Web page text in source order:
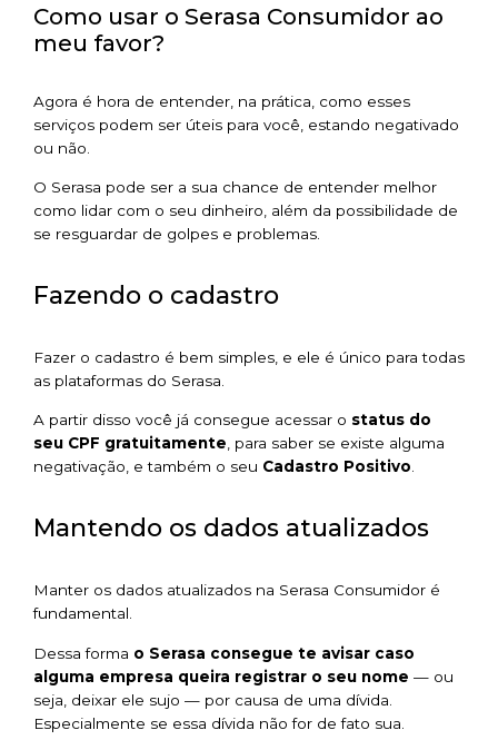
Como usar o Serasa Consumidor ao
meu favor?
Agora é hora de entender, na prática, como esses
serviços podem ser úteis para você, estando negativado
ou não.
O Serasa pode ser a sua chance de entender melhor
como lidar com o seu dinheiro, além da possibilidade de
se resguardar de golpes e problemas.
Fazendo o cadastro
Fazer o cadastro é bem simples, e ele é único para todas
as plataformas do Serasa.
A partir disso você já consegue acessar o status do
seu CPF gratuitamente, para saber se existe alguma
negativação, e também o seu Cadastro Positivo.
Mantendo os dados atualizados
Manter os dados atualizados na Serasa Consumidor é
fundamental.
Dessa forma o Serasa consegue te avisar caso
alguma empresa queira registrar o seu nome — ou
seja, deixar ele sujo — por causa de uma dívida.
Especialmente se essa dívida não for de fato sua.